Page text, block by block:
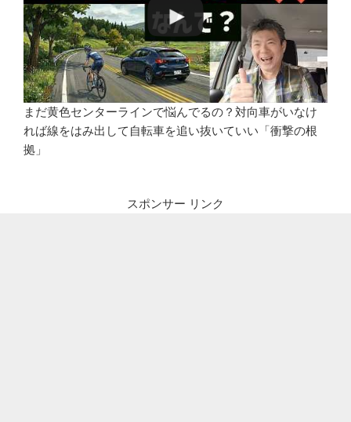
まだ黄色センターラインで悩んでるの？対向車がいなけ
れば線をはみ出して自転車を追い抜いていい「衝撃の根
拠」
スポンサー リンク